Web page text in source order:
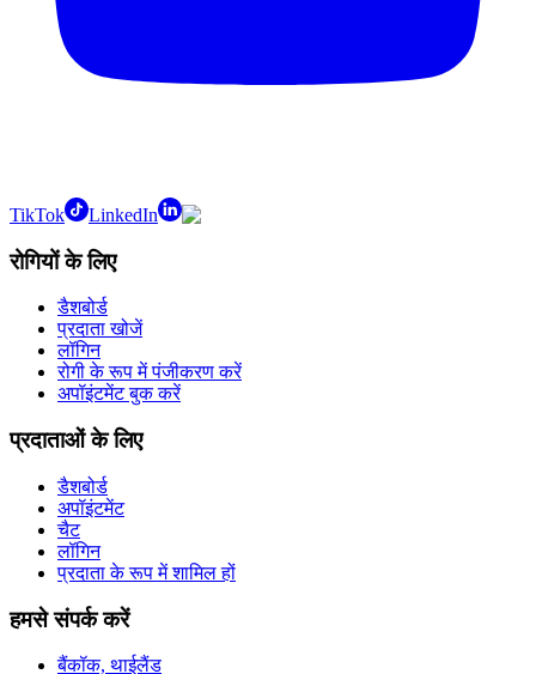
TikTok LinkedIn
रोगियों के लिए
डैशबोर्ड
प्रदाता खोजें
लॉगिन
रोगी के रूप में पंजीकरण करें
अपॉइंटमेंट बुक करें
प्रदाताओं के लिए
डैशबोर्ड
अपॉइंटमेंट
चैट
लॉगिन
प्रदाता के रूप में शामिल हों
हमसे संपर्क करें
बैंकॉक, थाईलैंड